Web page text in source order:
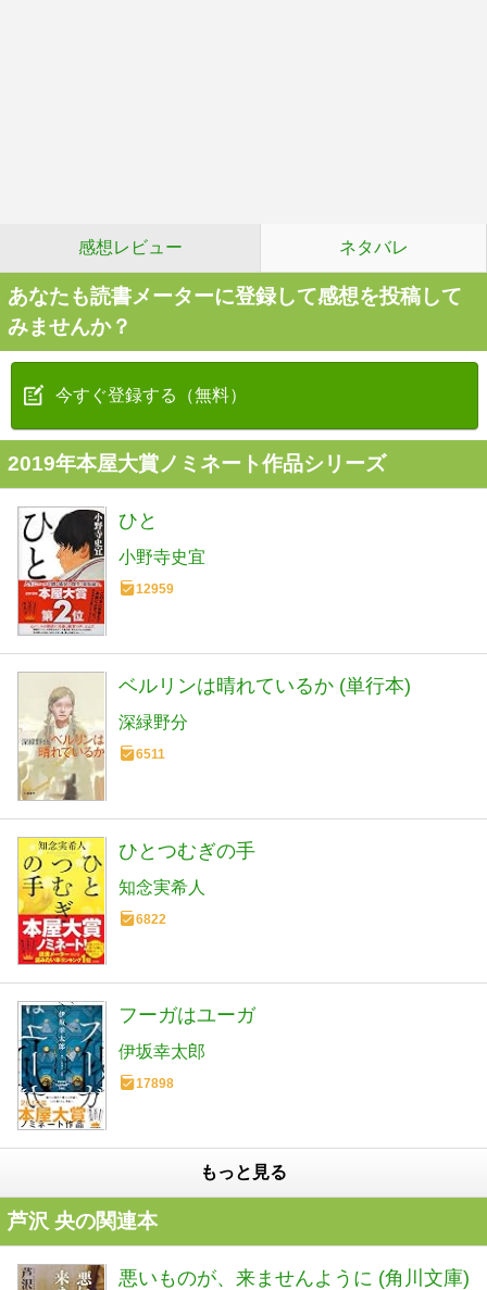
感想レビュー ネタバレ
あなたも読書メーターに登録して感想を投稿して
みませんか？
今すぐ登録する（無料）
2019年本屋大賞ノミネート作品シリーズ
ひと
小野寺史宜
12959
ベルリンは晴れているか (単行本)
深緑野分
6511
ひとつむぎの手
知念実希人
6822
フーガはユーガ
伊坂幸太郎
17898
もっと見る
芦沢 央の関連本
悪いものが、来ませんように (角川文庫)